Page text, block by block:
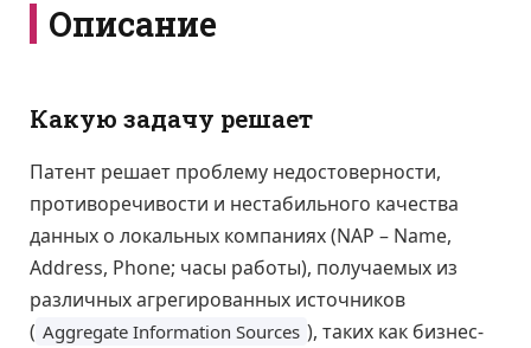
Описание
Какую задачу решает
Патент решает проблему недостоверности,
противоречивости и нестабильного качества
данных о локальных компаниях (NAP – Name,
Address, Phone; часы работы), получаемых из
различных агрегированных источников
( Aggregate Information Sources ), таких как бизнес-